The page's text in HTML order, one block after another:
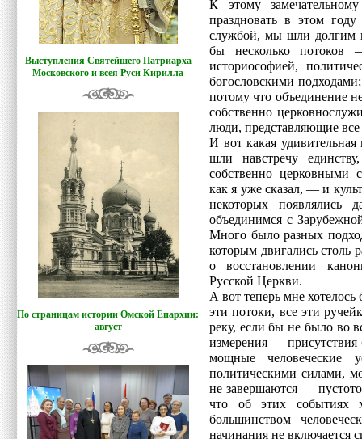
Выступления Святейшего Патриарха
Московского и всея Руси Кирилла
По страницам истории Омской Епархии:
август
К этому
праздновать в этом
службой, мы шли долгим
бы несколько потоков
историософией,
богословскими
потому что объединение
собственно
люди, представляющие все
И вот какая
шли навстречу
собственно церковными
как я уже сказал, — и
некоторых появлялись
объединимся с
Много было разных
которым двигались столь
о восстановлении
Русской Церкви.
А вот теперь мне
эти потоки, все эти
реку, если бы не было во
измерения — присутствия
мощные человеческие
политическими силами,
не завершаются —
что об этих событиях
большинством
начинания не включается